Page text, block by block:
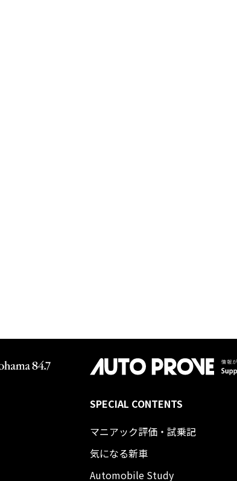
SPECIAL CONTENTS
マニアック評価・試乗記
気になる新車
Automobile Study